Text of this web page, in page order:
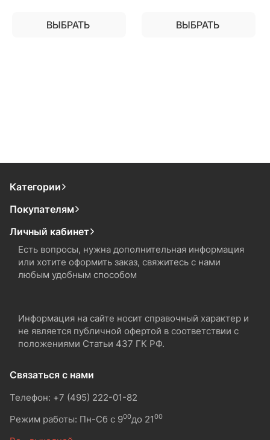
ВЫБРАТЬ ВЫБРАТЬ
Категории
Покупателям
Личный кабинет
Есть вопросы, нужна дополнительная информация
или хотите оформить заказ, свяжитесь с нами
любым удобным способом
Информация на сайте носит справочный характер и
не является публичной офертой в соответствии с
положениями Статьи 437 ГК РФ.
Связаться с нами
Телефон: +7 (495) 222-01-82
Режим работы: Пн-Сб с 900до 2100